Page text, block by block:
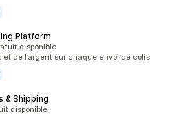
Platform
disponible
et de l’argent sur chaque envoi de colis
& Shipping
disponible